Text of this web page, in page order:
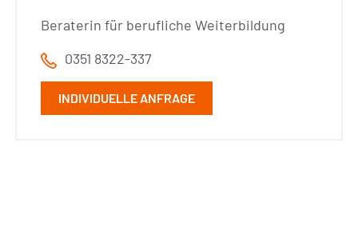
Beraterin für berufliche Weiterbildung
0351 8322-337
INDIVIDUELLE ANFRAGE